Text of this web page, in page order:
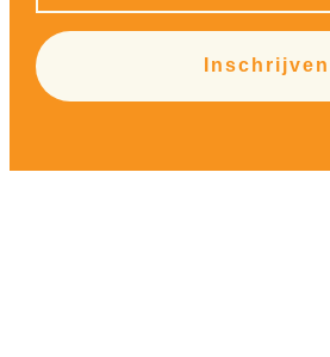
Inschrijven